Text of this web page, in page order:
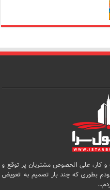
کار، علی الخصوص مشتریان پر توقع و
بطوری که چند بار تصمیم به تعویض